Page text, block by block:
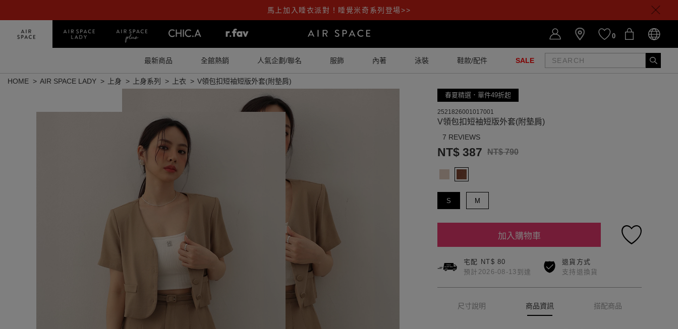
馬上加入睡衣派對！睡覺米奇系列登場>>
0
最新商品 全館熱銷 人氣企劃/聯名 服飾 內著 泳裝 鞋款/配件 SALE
HOME AIR SPACE LADY 上身 上身系列 上衣 V領包扣短袖短版外套(附墊肩)
春夏精選．單件49折起
2521826001017001
V領包扣短袖短版外套(附墊肩)
7 REVIEWS
NT$ 387 NT$ 790
S M
加入購物車
宅配 NT$ 80
預計2026-08-13到達
退貨方式
支持退換貨
尺寸說明 商品資訊 搭配商品